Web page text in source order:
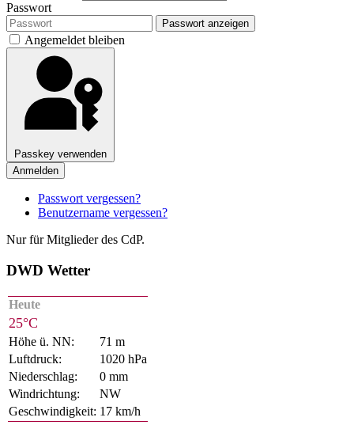
Passwort
Passwort anzeigen
Angemeldet bleiben
Passkey verwenden
Anmelden
Passwort vergessen?
Benutzername vergessen?
Nur für Mitglieder des CdP.
DWD Wetter
Heute
25°C
Höhe ü. NN:
71 m
Luftdruck:
1020 hPa
Niederschlag:
0 mm
Windrichtung:
NW
Geschwindigkeit: 17 km/h